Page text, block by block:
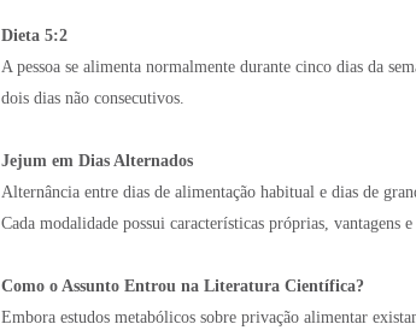
Dieta 5:2
A pessoa se alimenta normalmente durante cinco dias da
dois dias não consecutivos.
Jejum em Dias Alternados
Alternância entre dias de alimentação habitual e dias de
Cada modalidade possui características próprias, vantagens e
Como o Assunto Entrou na Literatura Científica?
Embora estudos metabólicos sobre privação alimentar